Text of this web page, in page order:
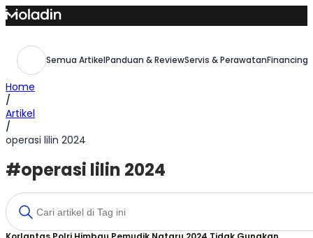
Skip
to
Semua ArtikelPanduan & ReviewServis & Perawatan
Home
/
Artikel
/
operasi lilin 2024
#operasi lilin 2024